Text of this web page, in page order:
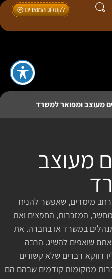
מעוצב ומפואר למשרד
מעוצב
רחב מימדים, שאפשר להניח
המזכרות, החפצים ואת
במשרד או בחברה. את
שואפים להשיג. הרבה
דווקא דברים שלא קשורים
ממקומות קודמים שבהם הם